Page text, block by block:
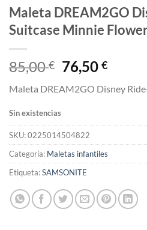
Maleta DREAM2GO
Suitcase Minnie
85,00€ El
precio
original
85,00 €.
76,50€El
actual
76,50
Maleta DREAM2GO Disney
Sin existencias
SKU:0225014504822
Categoría: Maletas infantiles
Etiqueta:SAMSONITE